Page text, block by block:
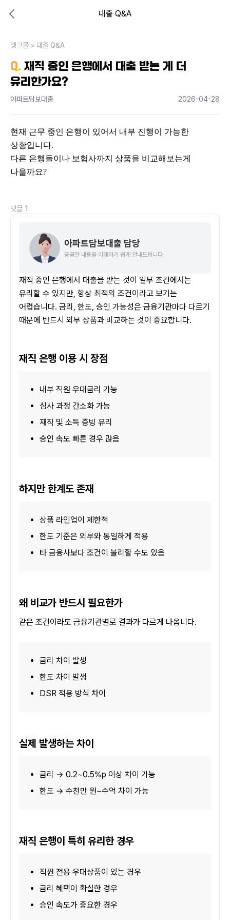
대출 Q&A
내 상황엔 어떤 방법이 있을까?
뱅크몰 > 대출 Q&A
Q. 재직 중인 은행에서 대출 받는 게 더
유리한가요?
아파트담보대출 2026-04-28
현재 근무 중인 은행이 있어서 내부 진행이 가능한
상황입니다.
다른 은행들이나 보험사까지 상품을 비교해보는게
나을까요?
댓글 1
아파트담보대출 담당
궁금한 내용을 이해하기 쉽게 안내드립니다
재직 중인 은행에서 대출을 받는 것이 일부 조건에서는
유리할 수 있지만, 항상 최적의 조건이라고 보기는
어렵습니다. 금리, 한도, 승인 가능성은 금융기관마다 다르기
때문에 반드시 외부 상품과 비교하는 것이 중요합니다.
재직 은행 이용 시 장점
내부 직원 우대금리 가능
심사 과정 간소화 가능
재직 및 소득 증빙 유리
승인 속도 빠른 경우 많음
하지만 한계도 존재
상품 라인업이 제한적
한도 기준은 외부와 동일하게 적용
타 금융사보다 조건이 불리할 수도 있음
왜 비교가 반드시 필요한가
같은 조건이라도 금융기관별로 결과가 다르게 나옵니다.
금리 차이 발생
한도 차이 발생
DSR 적용 방식 차이
실제 발생하는 차이
금리 → 0.2~0.5%p 이상 차이 가능
한도 → 수천만 원~수억 차이 가능
재직 은행이 특히 유리한 경우
직원 전용 우대상품이 있는 경우
금리 혜택이 확실한 경우
승인 속도가 중요한 경우